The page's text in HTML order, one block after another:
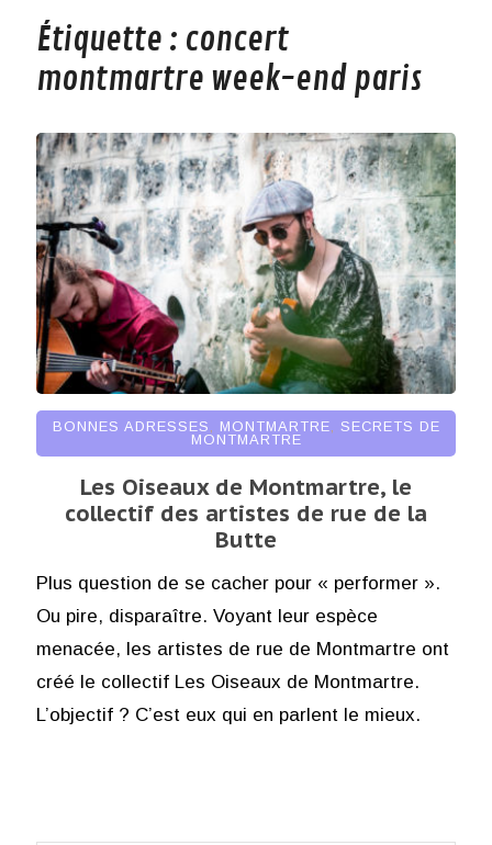
Étiquette : concert
montmartre week-end paris
BONNES ADRESSES MONTMARTRE
SECRETS DE
MONTMARTRE
Les Oiseaux de Montmartre, le
collectif des artistes de rue de la
Butte
Plus question de se cacher pour « performer ».
Ou pire, disparaître. Voyant leur espèce
menacée, les artistes de rue de Montmartre ont
créé le collectif Les Oiseaux de Montmartre.
L’objectif ? C’est eux qui en parlent le mieux.